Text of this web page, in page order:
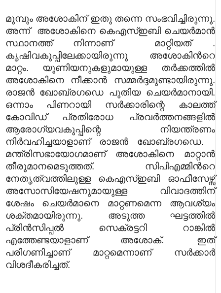
മുമ്പും അശോകിന് ഇതു തന്നെ സംഭവിച്ചിരുന്നു.
അന്ന് അശോകിനെ കെഎസ്ഇബി ചെയര്‍മാന്‍
സ്ഥാനത്ത് നിന്നാണ് മാറ്റിയത് .
കൃഷിവകുപ്പിലേക്കായിരുന്നു അശോകിന്‍റെ
മാറ്റം. യൂണിയനുകളുമായുള്ള തര്‍ക്കത്തില്‍
അശോകിനെ നീക്കാന്‍ സമ്മര്‍ദ്ദമുണ്ടായിരുന്നു.
രാജന്‍ ഖോബ്രഗഡെ പുതിയ ചെയര്‍മാനായി.
ഒന്നാം പിണറായി സര്‍ക്കാരിന്റെ കാലത്ത്
കോവിഡ് പ്രതിരോധ പ്രവര്‍ത്തനങ്ങളില്‍
ആരോഗ്യവകുപ്പിന്റെ നിയന്ത്രണം
നിര്‍വഹിച്ചയാളാണ് രാജന്‍ ഖോബ്രഗഡെ.
മന്ത്രിസഭായോഗമാണ് അശോകിനെ മാറ്റാന്‍
തീരുമാനമെടുത്തത്. സിപിഎമ്മിന്‍റെ
നേതൃത്വത്തിലുള്ള കെഎസ്ഇബി ഓഫീസേഴ്സ്
അസോസിയേഷനുമായുള്ള വിവാദത്തിന്
ശേഷം ചെയര്‍മാനെ മാറ്റണമെന്ന ആവശ്യം
ശക്തമായിരുന്നു. അടുത്ത ഘട്ടത്തില്‍
പ്രിന്‍സിപ്പല്‍ സെക്രട്ടറി റാങ്കില്‍
എത്തേണ്ടയാളാണ് അശോക്. ഇത്
പരിഗണിച്ചാണ് മാറ്റമെന്നാണ് സര്‍ക്കാര്‍
വിശദീകരിച്ചത്.